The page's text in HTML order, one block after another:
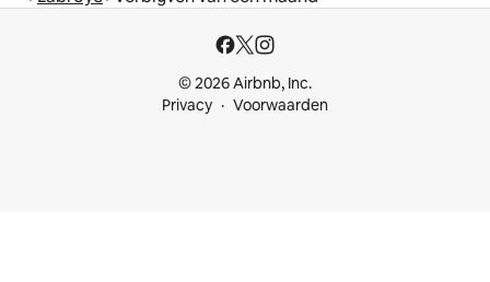
© 2026 Airbnb, Inc.
Privacy
Voorwaarden